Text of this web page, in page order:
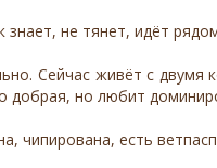
не тянет, идёт
Сейчас живёт с
добрая, но любит
чипирована, есть